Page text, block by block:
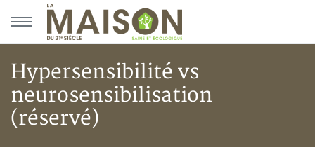
Aller au menu principal
Aller au contenu principal
Hypersensibilité vs
neurosensibilisation
(réservé)